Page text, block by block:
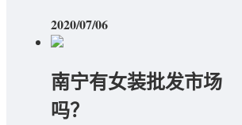
2020/07/06
南宁有女装批发市场
吗？